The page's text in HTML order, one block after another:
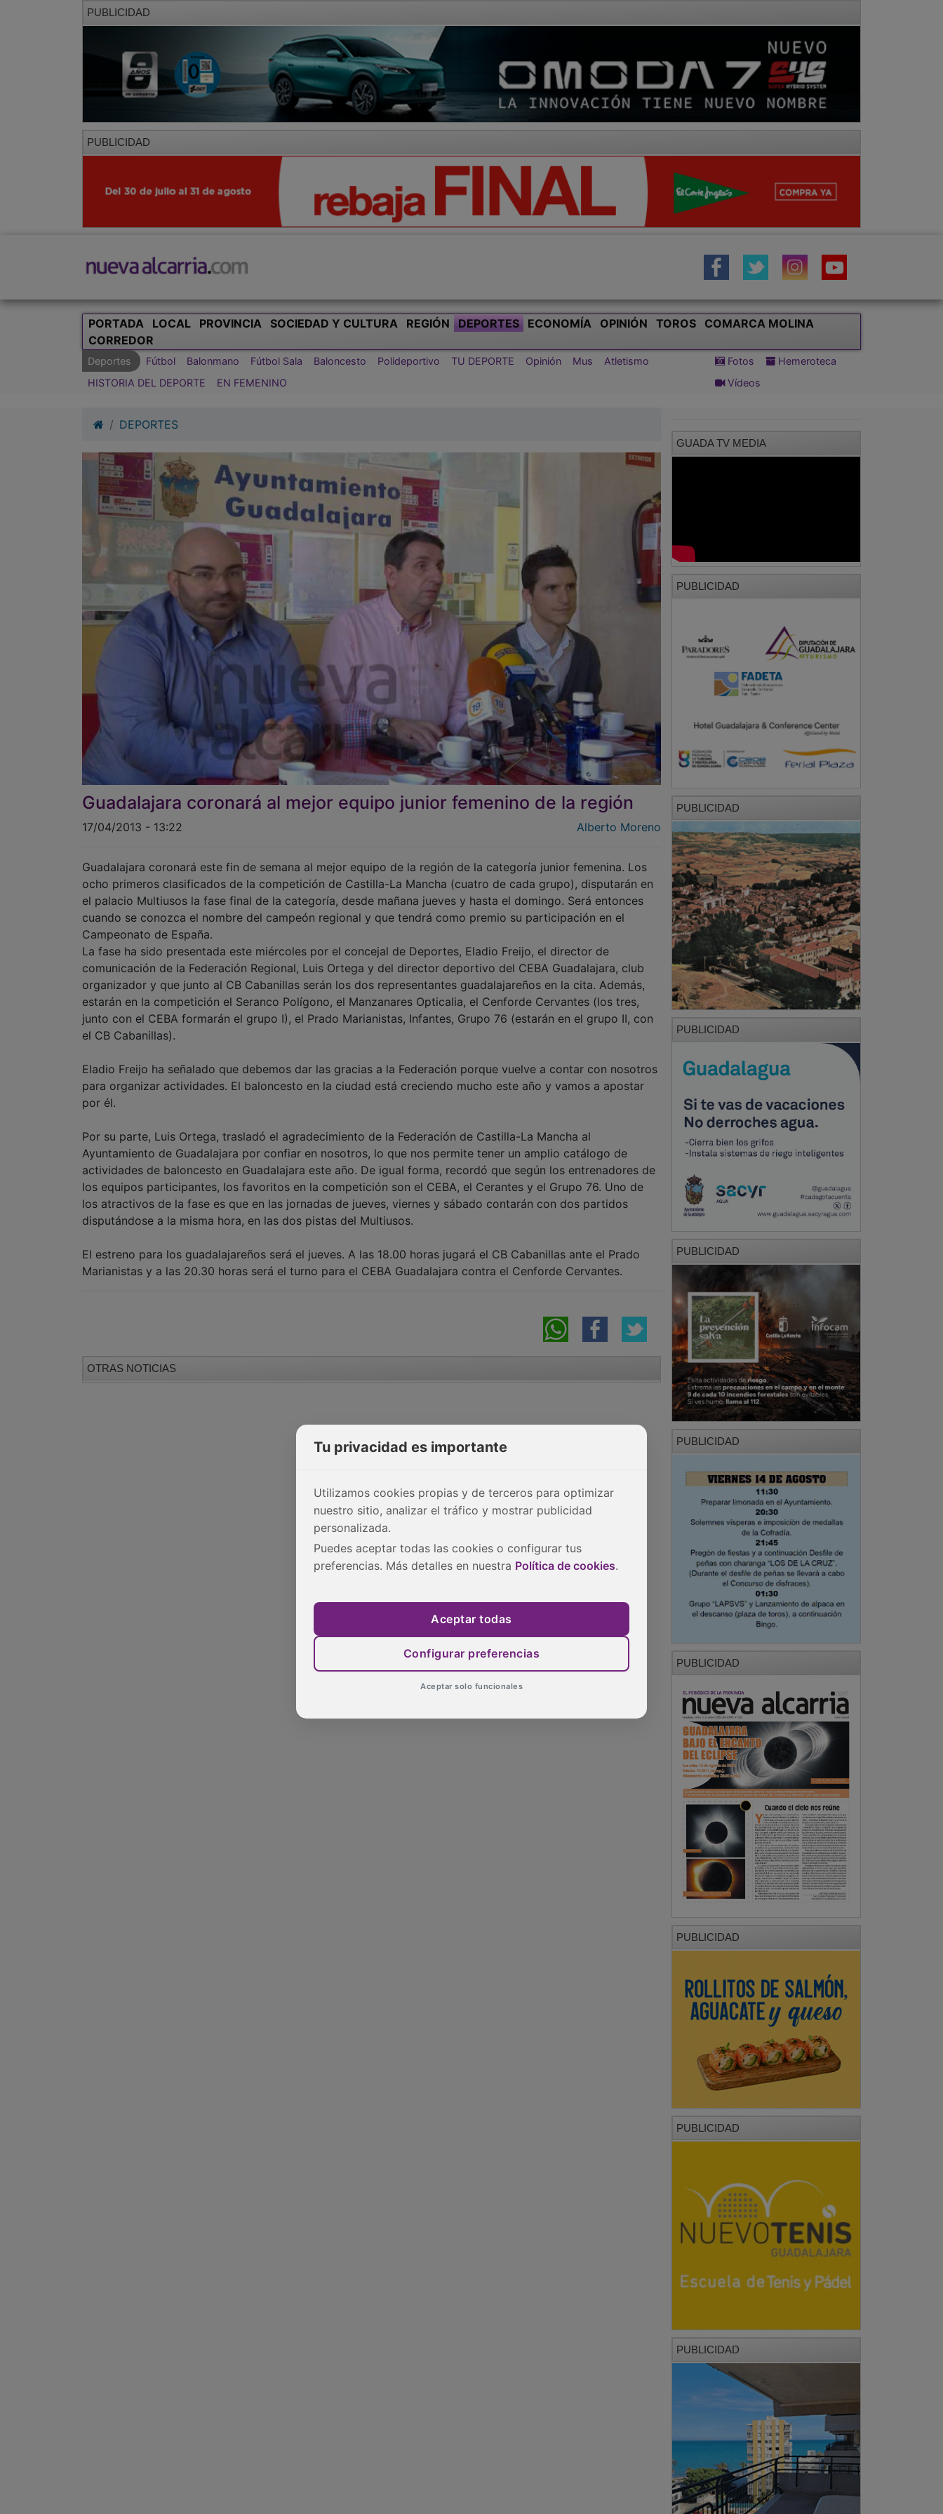
PUBLICIDAD
PUBLICIDAD
PORTADA LOCAL PROVINCIA SOCIEDAD Y CULTURA REGIÓN DEPORTES ECONOMÍA OPINIÓN TOROS
COMARCA MOLINA
CORREDOR
Deportes Fútbol Balonmano Fútbol Sala Baloncesto Polideportivo TU DEPORTE Opinión Mus
Atletismo
HISTORIA DEL DEPORTE
EN FEMENINO
Fotos
Hemeroteca
Vídeos
DEPORTES
Guadalajara coronará al mejor equipo junior femenino de la región
17/04/2013 - 13:22 Alberto Moreno
Guadalajara coronará este fin de semana al mejor equipo de la región de la categoría junior femenina. Los
ocho primeros clasificados de la competición de Castilla-La Mancha (cuatro de cada grupo), disputarán en
el palacio Multiusos la fase final de la categoría, desde mañana jueves y hasta el domingo. Será entonces
cuando se conozca el nombre del campeón regional y que tendrá como premio su participación en el
Campeonato de España.
La fase ha sido presentada este miércoles por el concejal de Deportes, Eladio Freijo, el director de
comunicación de la Federación Regional, Luis Ortega y del director deportivo del CEBA Guadalajara, club
organizador y que junto al CB Cabanillas serán los dos representantes guadalajareños en la cita. Además,
estarán en la competición el Seranco Polígono, el Manzanares Opticalia, el Cenforde Cervantes (los tres,
junto con el CEBA formarán el grupo I), el Prado Marianistas, Infantes, Grupo 76 (estarán en el grupo II, con
el CB Cabanillas).
Eladio Freijo ha señalado que debemos dar las gracias a la Federación porque vuelve a contar con nosotros
para organizar actividades. El baloncesto en la ciudad está creciendo mucho este año y vamos a apostar
por él.
Por su parte, Luis Ortega, trasladó el agradecimiento de la Federación de Castilla-La Mancha al
Ayuntamiento de Guadalajara por confiar en nosotros, lo que nos permite tener un amplio catálogo de
actividades de baloncesto en Guadalajara este año. De igual forma, recordó que según los entrenadores de
los equipos participantes, los favoritos en la competición son el CEBA, el Cerantes y el Grupo 76. Uno de
los atractivos de la fase es que en las jornadas de jueves, viernes y sábado contarán con dos partidos
disputándose a la misma hora, en las dos pistas del Multiusos.
El estreno para los guadalajareños será el jueves. A las 18.00 horas jugará el CB Cabanillas ante el Prado
Marianistas y a las 20.30 horas será el turno para el CEBA Guadalajara contra el Cenforde Cervantes.
OTRAS NOTICIAS
GUADA TV MEDIA
PUBLICIDAD
PUBLICIDAD
PUBLICIDAD
PUBLICIDAD
PUBLICIDAD
PUBLICIDAD
PUBLICIDAD
PUBLICIDAD
PUBLICIDAD
Tu privacidad es importante
Utilizamos cookies propias y de terceros para optimizar
nuestro sitio, analizar el tráfico y mostrar publicidad
personalizada.
Puedes aceptar todas las cookies o configurar tus
preferencias. Más detalles en nuestra Política de cookies.
Aceptar todas
Configurar preferencias
Aceptar solo funcionales